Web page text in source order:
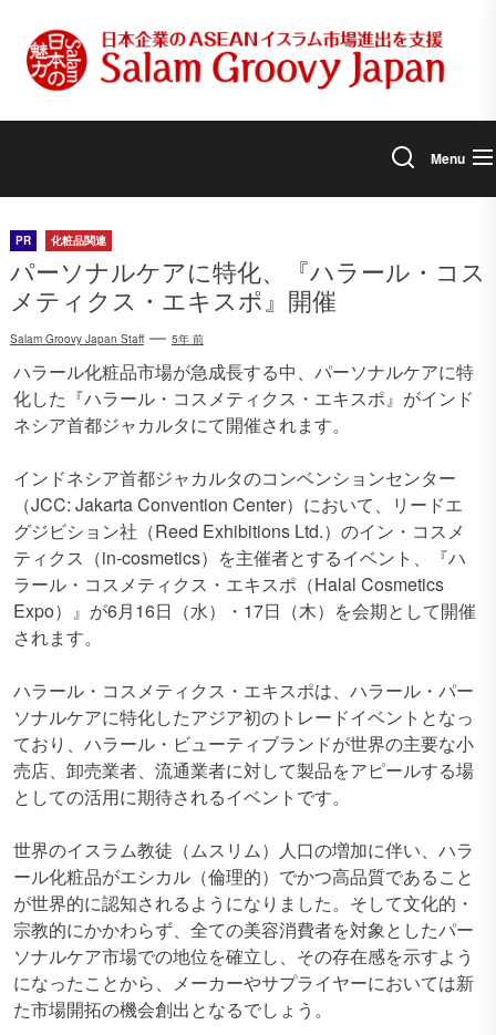
content
Menu
PR 化粧品関連
パーソナルケアに特化、『ハラール・コス
メティクス・エキスポ』開催
Salam Groovy Japan Staff 5年 前
ハラール化粧品市場が急成長する中、パーソナルケアに特
化した『ハラール・コスメティクス・エキスポ』がインド
ネシア首都ジャカルタにて開催されます。
インドネシア首都ジャカルタのコンベンションセンター
（JCC: Jakarta Convention Center）において、リードエ
グジビション社（Reed Exhibitions Ltd.）のイン・コスメ
ティクス（in-cosmetics）を主催者とするイベント、『ハ
ラール・コスメティクス・エキスポ（Halal Cosmetics
Expo）』が6月16日（水）・17日（木）を会期として開催
されます。
ハラール・コスメティクス・エキスポは、ハラール・パー
ソナルケアに特化したアジア初のトレードイベントとなっ
ており、ハラール・ビューティブランドが世界の主要な小
売店、卸売業者、流通業者に対して製品をアピールする場
としての活用に期待されるイベントです。
世界のイスラム教徒（ムスリム）人口の増加に伴い、ハラ
ール化粧品がエシカル（倫理的）でかつ高品質であること
が世界的に認知されるようになりました。そして文化的・
宗教的にかかわらず、全ての美容消費者を対象としたパー
ソナルケア市場での地位を確立し、その存在感を示すよう
になったことから、メーカーやサプライヤーにおいては新
た市場開拓の機会創出となるでしょう。